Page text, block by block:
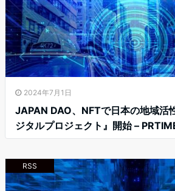
2024年7月1日
JAPAN DAO、NFTで日本の地域活
ジタルプロジェクト』開始 –
RSS